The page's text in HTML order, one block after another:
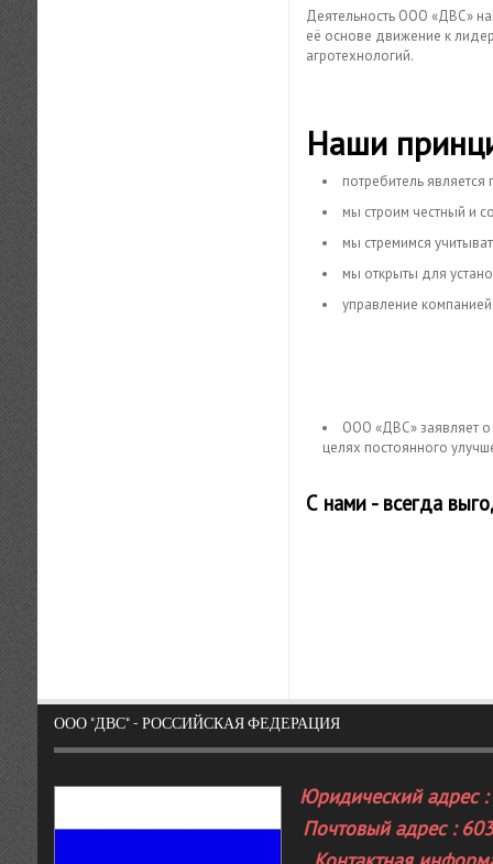
Деятельность ООО «ДВС»
её основе движение к
агротехнологий.
Наши
потребитель
мы строим честный и
мы стремимся
мы открыты для
управление
ООО «ДВС» заявляет о
целях постоянного
С нами - всегда
ООО "ДВС" - РОССИЙСКАЯ ФЕДЕРАЦИЯ
Юридический адрес
Почтовый адрес :